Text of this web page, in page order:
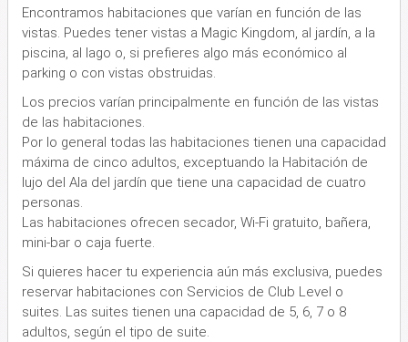
Encontramos habitaciones que varían en función de las
vistas. Puedes tener vistas a Magic Kingdom, al jardín, a la
piscina, al lago o, si prefieres algo más económico al
parking o con vistas obstruidas.
Los precios varían principalmente en función de las vistas
de las habitaciones.
Por lo general todas las habitaciones tienen una capacidad
máxima de cinco adultos, exceptuando la Habitación de
lujo del Ala del jardín que tiene una capacidad de cuatro
personas.
Las habitaciones ofrecen secador, Wi-Fi gratuito, bañera,
mini-bar o caja fuerte.
Si quieres hacer tu experiencia aún más exclusiva, puedes
reservar habitaciones con Servicios de Club Level o
suites. Las suites tienen una capacidad de 5, 6, 7 o 8
adultos, según el tipo de suite.